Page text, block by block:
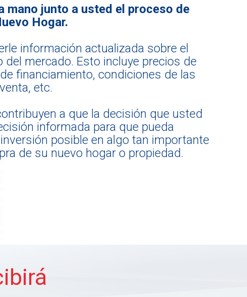
mano junto a usted el proceso de
Hogar.
información actualizada sobre el
mercado. Esto incluye precios de
financiamiento, condiciones de las
etc.
a que la decisión que usted
informada para que pueda
posible en algo tan importante
de su nuevo hogar o propiedad.